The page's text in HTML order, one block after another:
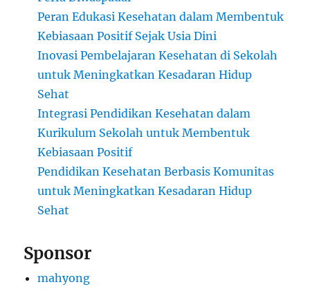
Peran Edukasi Kesehatan dalam Membentuk
Kebiasaan Positif Sejak Usia Dini
Inovasi Pembelajaran Kesehatan di Sekolah
untuk Meningkatkan Kesadaran Hidup
Sehat
Integrasi Pendidikan Kesehatan dalam
Kurikulum Sekolah untuk Membentuk
Kebiasaan Positif
Pendidikan Kesehatan Berbasis Komunitas
untuk Meningkatkan Kesadaran Hidup
Sehat
Sponsor
mahyong